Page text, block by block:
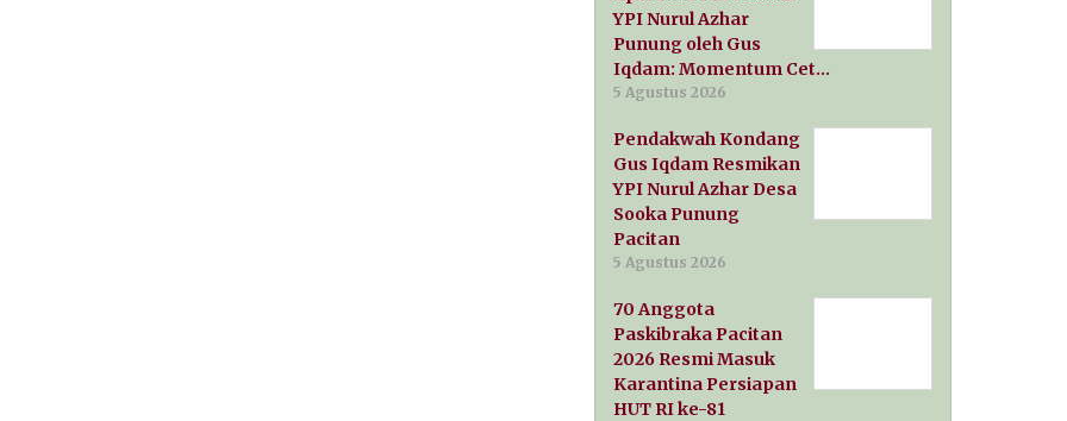
YPI Nurul Azhar
Punung oleh Gus
Iqdam: Momentum Cet…
5 Agustus 2026
Pendakwah Kondang
Gus Iqdam Resmikan
YPI Nurul Azhar Desa
Sooka Punung
Pacitan
5 Agustus 2026
70 Anggota
Paskibraka Pacitan
2026 Resmi Masuk
Karantina Persiapan
HUT RI ke-81